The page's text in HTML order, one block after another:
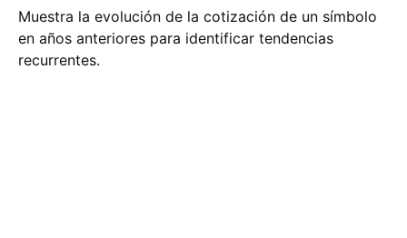
Muestra la evolución de la cotización de un símbolo
en años anteriores para identificar tendencias
recurrentes.